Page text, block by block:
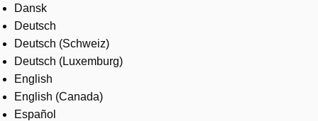
Services
About us
Where to buy
Contact us
Careers
Dansk
Deutsch
Deutsch (Schweiz)
Deutsch (Luxemburg)
English
English (Canada)
Español